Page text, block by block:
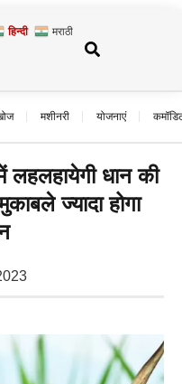
हिन्दी मराठी
मशीनरी योजनाएं
धान की
ज्यादा होगा